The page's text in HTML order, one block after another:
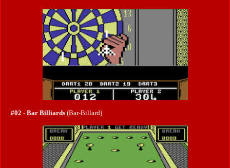
#02 - Bar Billiards (Bar-Billard)